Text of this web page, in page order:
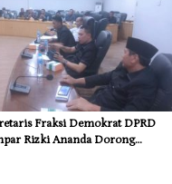
Fraksi Demokrat DPRD
Rizki Ananda Dorong